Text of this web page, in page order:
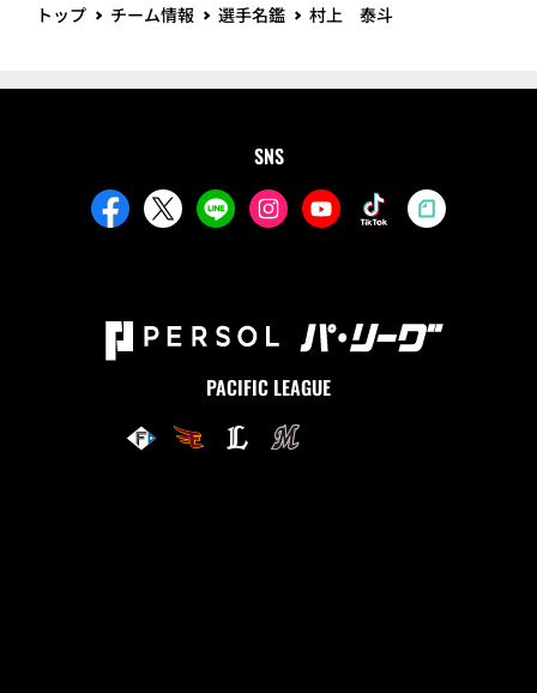
トップ チーム情報 選手名鑑 村上 泰斗
SNS
PACIFIC LEAGUE